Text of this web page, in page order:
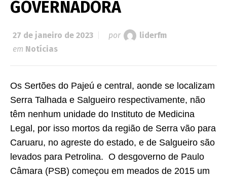
GOVERNADORA
27 de janeiro de 2023 por
liderfm
em Notícias
Os Sertões do Pajeú e central, aonde se localizam
Serra Talhada e Salgueiro respectivamente, não
têm nenhum unidade do Instituto de Medicina
Legal, por isso mortos da região de Serra vão para
Caruaru, no agreste do estado, e de Salgueiro são
levados para Petrolina. O desgoverno de Paulo
Câmara (PSB) começou em meados de 2015 um